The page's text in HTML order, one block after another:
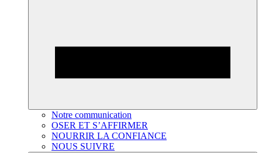
Notre communication
OSER ET S’AFFIRMER
NOURRIR LA CONFIANCE
NOUS SUIVRE